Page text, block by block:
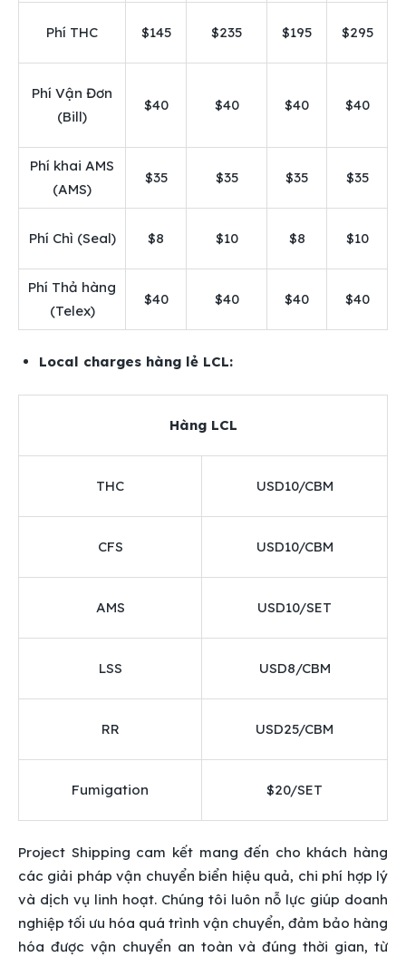
Phí THC $145 $235 $195 $295
Phí Vận Đơn
(Bill)
$40 $40 $40 $40
Phí khai AMS
(AMS)
$35 $35 $35 $35
Phí Chì (Seal) $8 $10 $8 $10
Phí Thả hàng
(Telex)
$40 $40 $40 $40
Local charges hàng lẻ LCL:
Hàng LCL
THC USD10/CBM
CFS USD10/CBM
AMS USD10/SET
LSS USD8/CBM
RR USD25/CBM
Fumigation $20/SET
Project Shipping cam kết mang đến cho khách hàng
các giải pháp vận chuyển biển hiệu quả, chi phí hợp lý
và dịch vụ linh hoạt. Chúng tôi luôn nỗ lực giúp doanh
nghiệp tối ưu hóa quá trình vận chuyển, đảm bảo hàng
hóa được vận chuyển an toàn và đúng thời gian, từ